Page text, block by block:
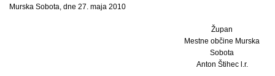
Murska Sobota, dne 27. maja 2010
Župan
Mestne občine Murska
Sobota
Anton Štihec l.r.